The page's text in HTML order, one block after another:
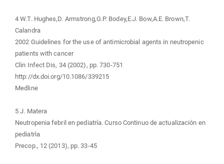
4 W.T. Hughes,D. Armstrong,G.P. Bodey,E.J. Bow,A.E. Brown,T.
Calandra
2002 Guidelines for the use of antimicrobial agents in neutropenic
patients with cancer
Clin Infect Dis, 34 (2002), pp. 730-751
http://dx.doi.org/10.1086/339215
Medline
5 J. Matera
Neutropenia febril en pediatría. Curso Continuo de actualización en
pediatrìa
Precop., 12 (2013), pp. 33-45